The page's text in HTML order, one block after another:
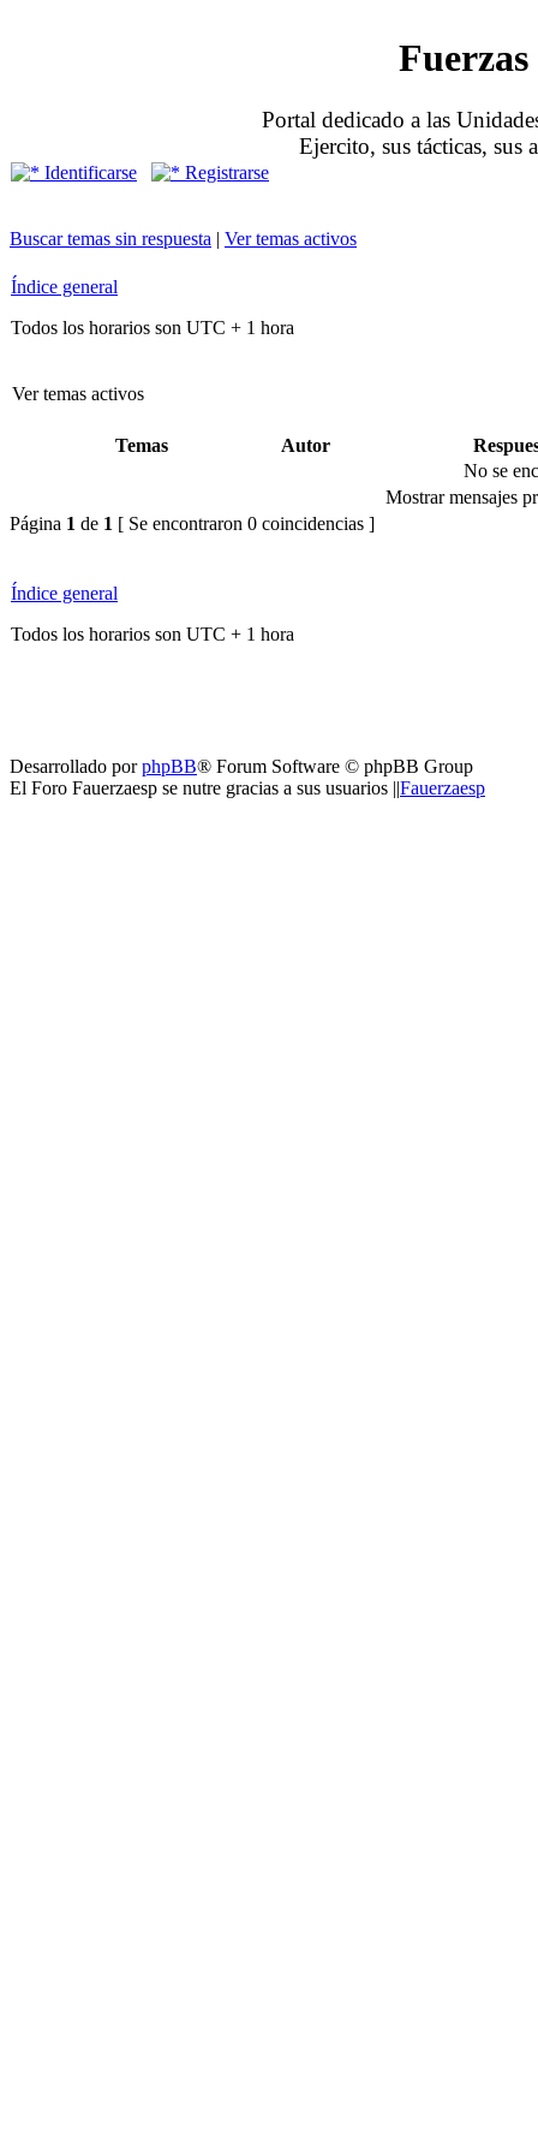
Portal dedicado a las
Ejercito, sus tácticas, sus
Identificarse Registrarse
Buscar temas sin respuesta | Ver temas activos
Índice general
Todos los horarios son UTC + 1 hora
Ver temas activos
Temas Autor
No se
Mostrar mensajes
Página 1 de 1 [ Se encontraron 0 coincidencias ]
Índice general
Todos los horarios son UTC + 1 hora
Desarrollado porphpBB® Forum Software © phpBB Group
El Foro Fauerzaesp se nutre gracias a sus usuarios ||Fauerzaesp